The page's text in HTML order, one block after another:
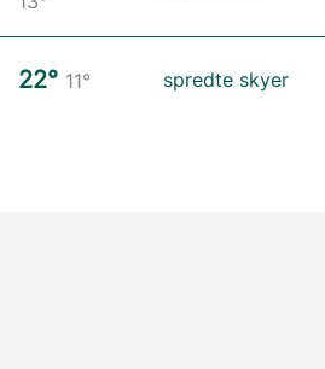
22° 11° spredte skyer